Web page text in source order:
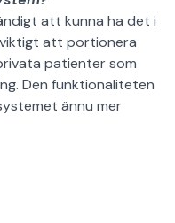
att kunna ha det i
att portionera
patienter som
Den funktionaliteten
ännu mer